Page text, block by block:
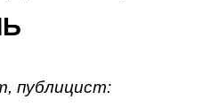
публицист: